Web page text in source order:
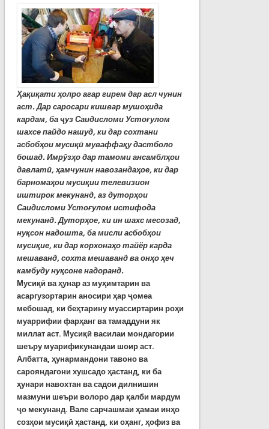
Ҳақиқати ҳолро агар гирем дар асл чунин
аст. Дар саросари кишвар мушоҳида
кардам, ба ҷуз Саидисломи Устоғулом
шахсе пайдо нашуд, ки дар сохтани
асбобҳои мусиқӣмуваффақу дастболо
бошад. Имрӯзҳо дар тамоми ансамблҳои
давлатӣ, ҳамчунин навозандаҳое, ки дар
барномаҳои мусиқии телевизион
иштирок мекунанд, аз дуторҳои
Саидисломи Устоғулом истифода
мекунанд. Дуторҳое, ки ин шахс месозад,
нуқсон надошта, ба мисли асбобҳои
мусиқие, ки дар корхонаҳо тайёр карда
мешаванд, сохта мешаванд ва онҳо ҳеч
камбуду нуқсоне надоранд.
Мусиқӣ ва ҳунар аз муҳимтарин ва
асаргузортарин аносири ҳар ҷомеа
мебошад, ки беҳтарину муассиртарин роҳи
муаррифии фарҳанг ва тамаддуни як
миллат аст. Мусиқӣ василаи мондагории
шеъру муарификунандаи шоир аст.
Албатта, ҳунармандони тавоно ва
сарояндагони хушсадо ҳастанд, ки ба
ҳунари навохтан ва садои дилнишин
мазмуни шеъри волоро дар қалби мардум
ҷо мекунанд. Вале сарчашмаи ҳамаи инҳо
созҳои мусиқӣ ҳастанд, ки оҳанг, ҳофиз ва